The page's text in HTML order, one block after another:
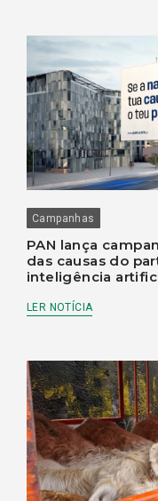
Campanhas
PAN lança
das causas do
inteligência
LER NOTÍCIA